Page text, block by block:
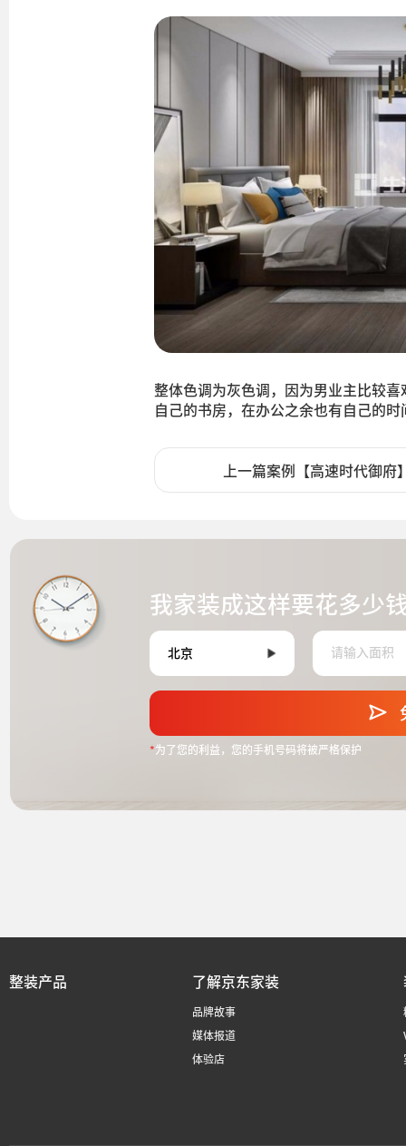
整体色调为灰色调，因为男业主比较
自己的书房，在办公之余也有自己的时
上一篇案例【高速时代御府
我家装成这样要花多少
*为了您的利益，您的手机号码将被严格保护
整装产品 了解京东家装
品牌故事
媒体报道
体验店